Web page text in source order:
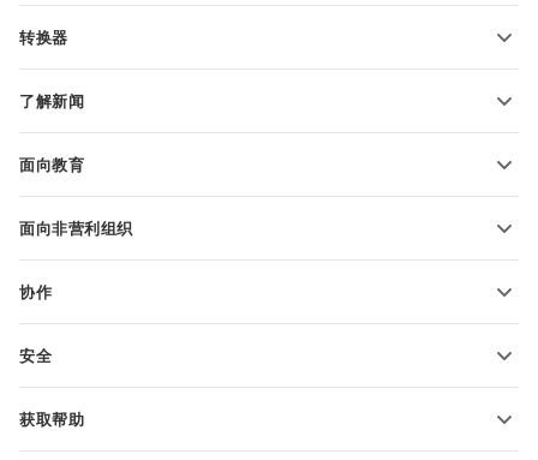
文本文档模板
转换器
转换电子表格
了解新闻
面向教育
适用于教育人士
面向非营利组织
申请免费帐户
协作
翻译人员
安全
获取帮助